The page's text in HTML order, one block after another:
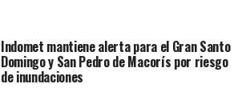
Indomet mantiene alerta para el Gran Santo
Domingo y San Pedro de Macorís por riesgo
de inundaciones